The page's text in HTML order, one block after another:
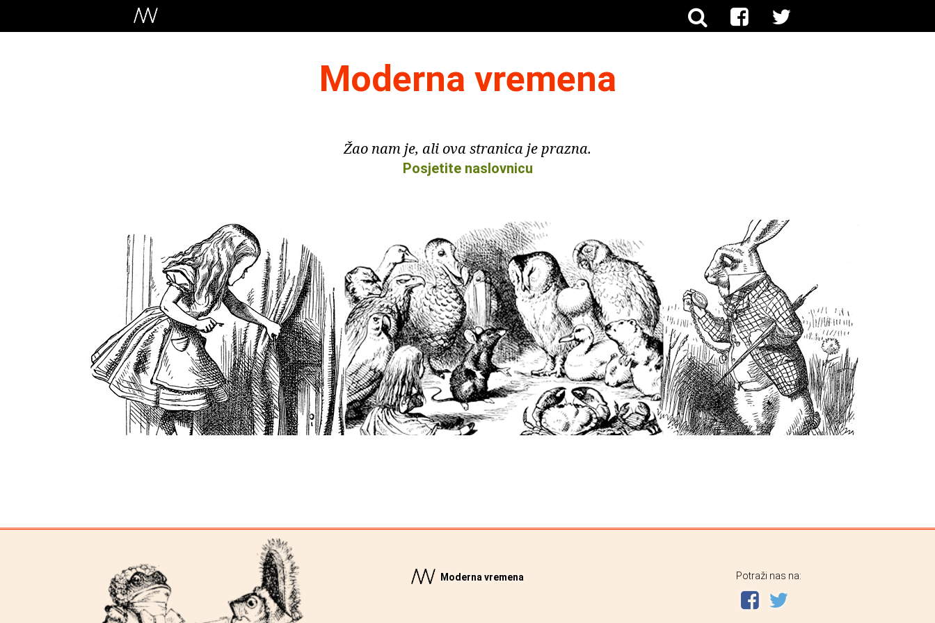
Moderna vremena
Žao nam je, ali ova stranica je prazna.
Posjetite naslovnicu
Moderna vremena Potraži nas na: